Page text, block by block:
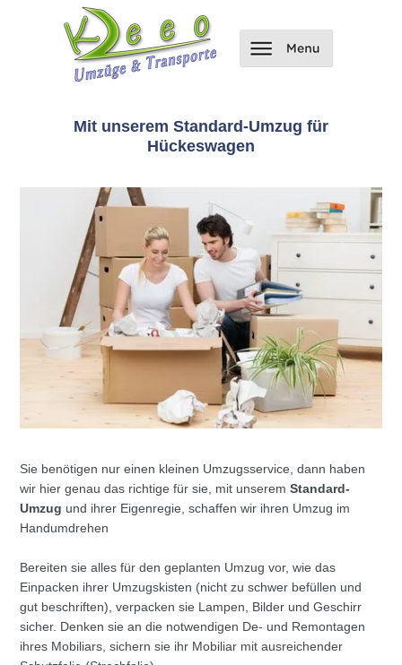
Mit unserem Standard-Umzug für
Hückeswagen
Sie benötigen nur einen kleinen Umzugsservice, dann haben
wir hier genau das richtige für sie, mit unseremStandard-
Umzug und ihrer Eigenregie, schaffen wir ihren Umzug im
Handumdrehen
Bereiten sie alles für den geplanten Umzug vor, wie das
Einpacken ihrer Umzugskisten (nicht zu schwer befüllen und
gut beschriften), verpacken sie Lampen, Bilder und Geschirr
sicher. Denken sie an die notwendigen De- und Remontagen
ihres Mobiliars, sichern sie ihr Mobiliar mit ausreichender